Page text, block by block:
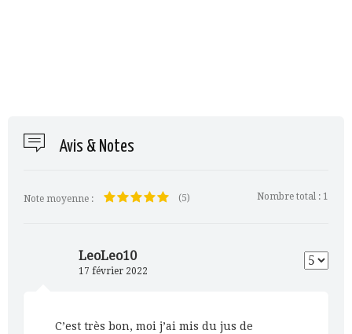
Avis & Notes
Note moyenne : (5) Nombre total : 1
LeoLeo10
17 février 2022
C’est très bon, moi j’ai mis du jus de